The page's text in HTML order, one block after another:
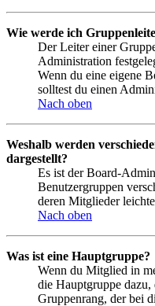
Wie werde ich
Der Leiter einer
Administration
Wenn du eine eigene
solltest du einen
Nach oben
Weshalb werden
dargestellt?
Es ist der Board-
Benutzergruppen
deren Mitglieder
Nach oben
Was ist eine Hauptgruppe?
Wenn du Mitglied in
die Hauptgruppe
Gruppenrang, der bei